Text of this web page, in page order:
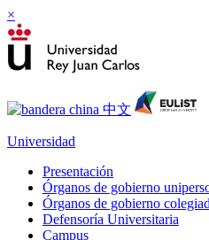
×
Universidad
Presentación
Órganos de gobierno
Órganos de gobierno
Defensoría Universitaria
Campus